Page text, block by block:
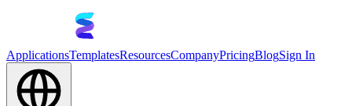
ApplicationsTemplatesResourcesCompanyPricingBlogSign In